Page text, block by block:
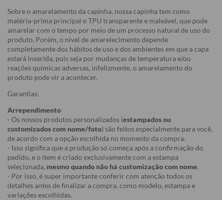
Sobre o amarelamento da capinha, nossa capinha tem como
matéria-prima principal o TPU transparente e maleável, que pode
amarelar com o tempo por meio de um processo natural de uso do
produto. Porém, o nível de amarelecimento depende
completamente dos hábitos de uso e dos ambientes em que a capa
estará inserida, pois seja por mudanças de temperatura e/ou
reações químicas adversas, infelizmente, o amarelamento do
produto pode vir a acontecer.
Garantias:
Arrependimento
- Os nossos produtos personalizados (estampados ou
customizados com nome/foto) são feitos especialmente para você,
de acordo com a opção escolhida no momento da compra.
- Isso significa que a produção só começa após a confirmação do
pedido, e o item é criado exclusivamente com a estampa
selecionada, mesmo quando não há customização com nome.
- Por isso, é super importante conferir com atenção todos os
detalhes antes de finalizar a compra, como modelo, estampa e
variações escolhidas.